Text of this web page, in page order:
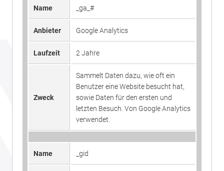
Name _ga_#
Anbieter Google Analytics
Laufzeit 2 Jahre
Zweck
Sammelt Daten dazu, wie oft ein
Benutzer eine Website besucht hat,
sowie Daten für den ersten und
letzten Besuch. Von Google Analytics
verwendet.
Name _gid